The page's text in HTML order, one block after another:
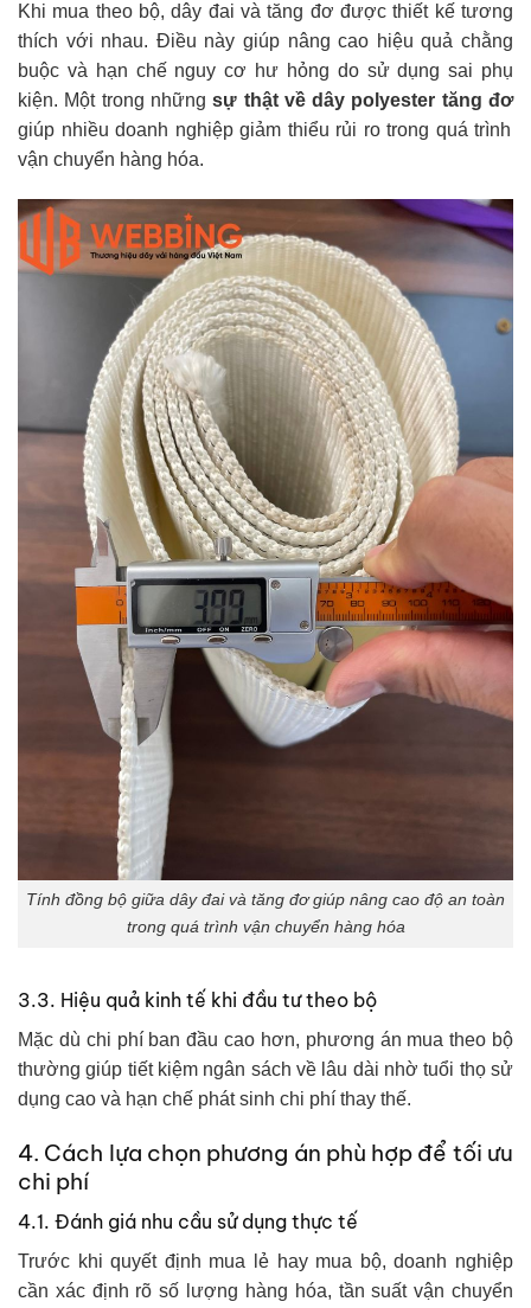
Khi mua theo bộ, dây đai và tăng đơ được thiết kế tương
thích với nhau. Điều này giúp nâng cao hiệu quả chằng
buộc và hạn chế nguy cơ hư hỏng do sử dụng sai phụ
kiện. Một trong nhữngsự thật về dây polyester tăng đơ
giúp nhiều doanh nghiệp giảm thiểu rủi ro trong quá trình
vận chuyển hàng hóa.
Tính đồng bộ giữa dây đai và tăng đơ giúp nâng cao độ an toàn
trong quá trình vận chuyển hàng hóa
3.3. Hiệu quả kinh tế khi đầu tư theo bộ
Mặc dù chi phí ban đầu cao hơn, phương án mua theo bộ
thường giúp tiết kiệm ngân sách về lâu dài nhờ tuổi thọ sử
dụng cao và hạn chế phát sinh chi phí thay thế.
4. Cách lựa chọn phương án phù hợp để tối ưu
chi phí
4.1. Đánh giá nhu cầu sử dụng thực tế
Trước khi quyết định mua lẻ hay mua bộ, doanh nghiệp
cần xác định rõ số lượng hàng hóa, tần suất vận chuyển